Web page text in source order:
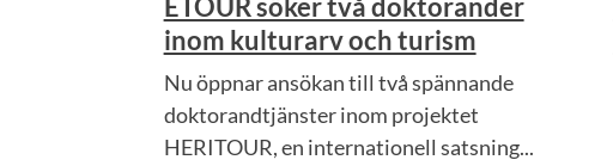
inom kulturarv och turism
Nu öppnar ansökan till två spännande
doktorandtjänster inom projektet
HERITOUR, en internationell satsning...